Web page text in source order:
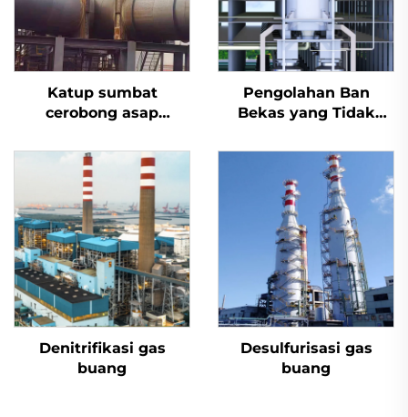
Katup sumbat
cerobong asap
listrik
Pengolahan Ban
Bekas yang Tidak
Denitrifikasi gas
buang
Desulfurisasi gas
buang